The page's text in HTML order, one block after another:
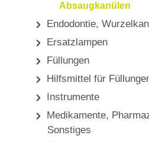
Absaugkanülen
Endodontie,
Ersatzlampen
Füllungen
Hilfsmittel für
Instrumente
Medikamente,
Sonstiges